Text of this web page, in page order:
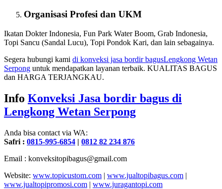
Organisasi Profesi dan UKM
Ikatan Dokter Indonesia, Fun Park Water Boom, Grab Indonesia,
Topi Sancu (Sandal Lucu), Topi Pondok Kari, dan lain sebagainya.
Segera hubungi kami di konveksi jasa bordir bagusLengkong Wetan
Serpong untuk mendapatkan layanan terbaik. KUALITAS BAGUS
dan HARGA TERJANGKAU.
Info Konveksi Jasa bordir bagus di
Lengkong Wetan Serpong
Anda bisa contact via WA:
Safri : 0815-995-6854 | 0812 82 234 876
Email : konveksitopibagus@gmail.com
Website: www.topicustom.com | www.jualtopibagus.com |
www.jualtopipromosi.com | www.juragantopi.com